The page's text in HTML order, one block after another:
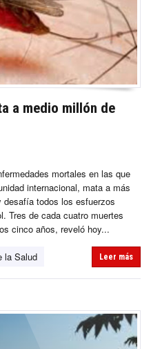
a medio millón de
mortales en las que
internacional, mata a más
desafía todos los esfuerzos
Tres de cada cuatro muertes
cinco años, reveló hoy...
la Salud Leer más